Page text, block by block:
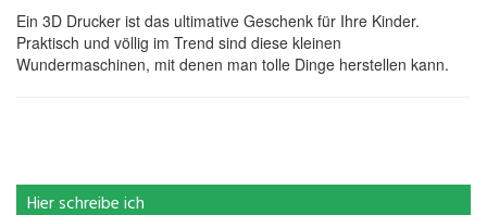
Ein 3D Drucker ist das ultimative Geschenk für Ihre Kinder.
Praktisch und völlig im Trend sind diese kleinen
Wundermaschinen, mit denen man tolle Dinge herstellen kann.
Hier schreibe ich